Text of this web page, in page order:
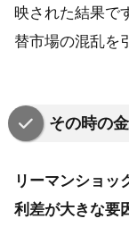
映された結果で
替市場の混乱を
その時の
リーマンショッ
利差が大きな要